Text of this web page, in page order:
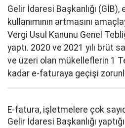
Gelir İdaresi Başkanlığı
kullanımının artmasını
Vergi Usul Kanunu Genel
yaptı. 2020 ve 2021 yılı brüt
ve üzeri olan mükelleflerin 1
kadar e-faturaya geçişi
E-fatura, işletmelere çok
Gelir İdaresi Başkanlığı